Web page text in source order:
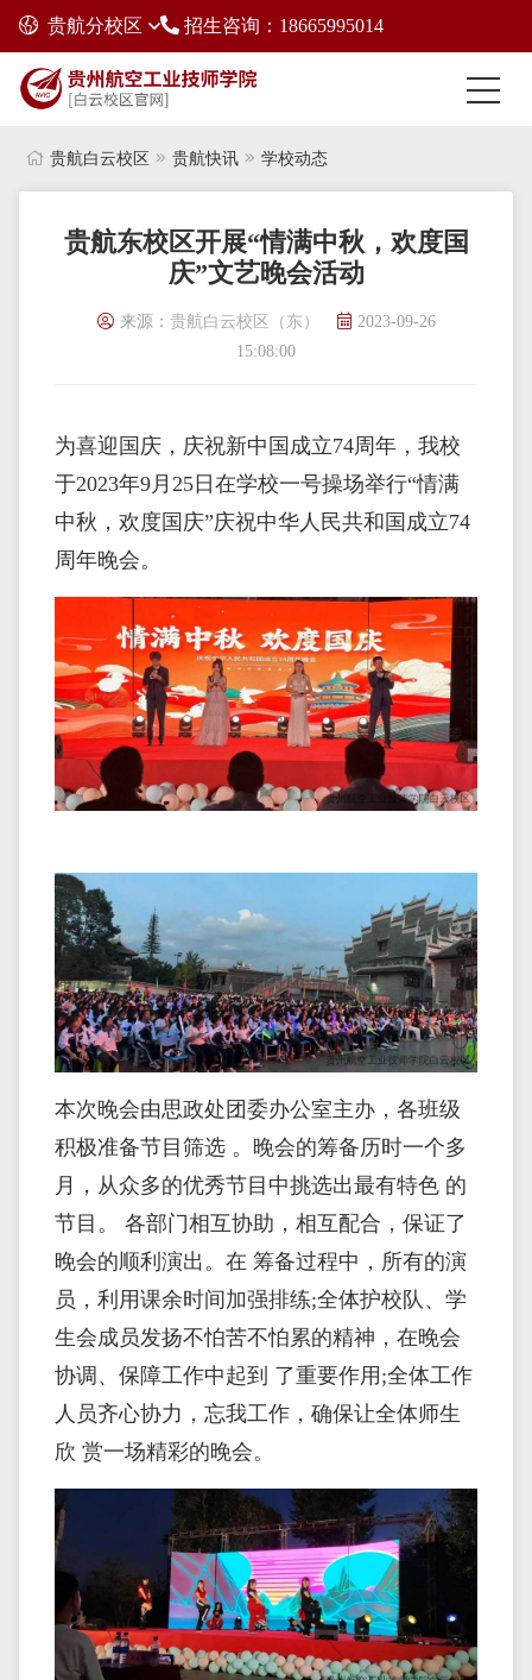
贵航分校区 招生咨询：18665995014
贵航白云校区 贵航快讯 学校动态
贵航东校区开展“情满中秋，欢度国
庆”文艺晚会活动
来源： 贵航白云校区（东）
2023-09-26
15:08:00
为喜迎国庆，庆祝新中国成立74周年，我校
于2023年9月25日在学校一号操场举行“情满
中秋，欢度国庆”庆祝中华人民共和国成立74
周年晚会。
本次晚会由思政处团委办公室主办，各班级
积极准备节目筛选 。晚会的筹备历时一个多
月，从众多的优秀节目中挑选出最有特色 的
节目。 各部门相互协助，相互配合，保证了
晚会的顺利演出。在 筹备过程中，所有的演
员，利用课余时间加强排练;全体护校队、学
生会成员发扬不怕苦不怕累的精神，在晚会
协调、保障工作中起到 了重要作用;全体工作
人员齐心协力，忘我工作，确保让全体师生
欣 赏一场精彩的晚会。